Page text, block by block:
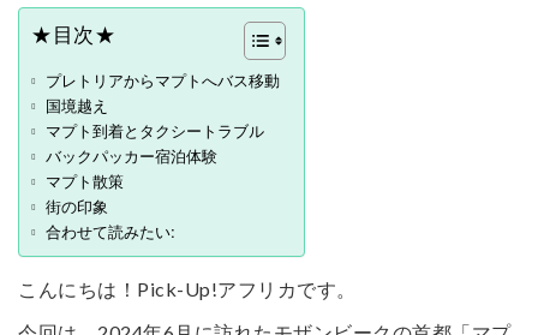
★目次★
プレトリアからマプトへバス移動
国境越え
マプト到着とタクシートラブル
バックパッカー宿泊体験
マプト散策
街の印象
合わせて読みたい:
こんにちは！Pick-Up!アフリカです。